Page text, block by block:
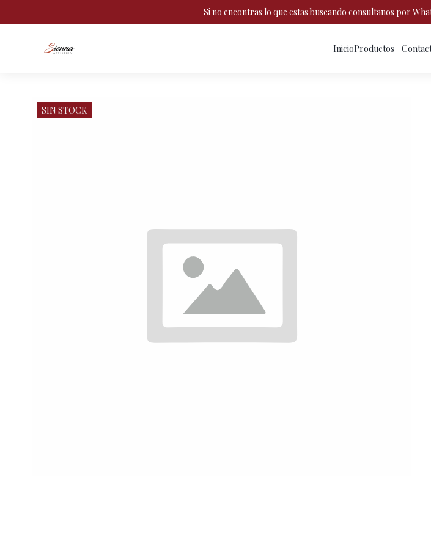
Si no encontras lo que estas buscando consultanos por
InicioProductos
SIN STOCK